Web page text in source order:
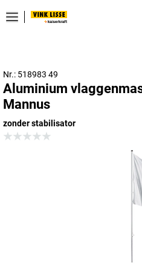
Nr.: 518983 49
Aluminium
Mannus
zonder stabilisator